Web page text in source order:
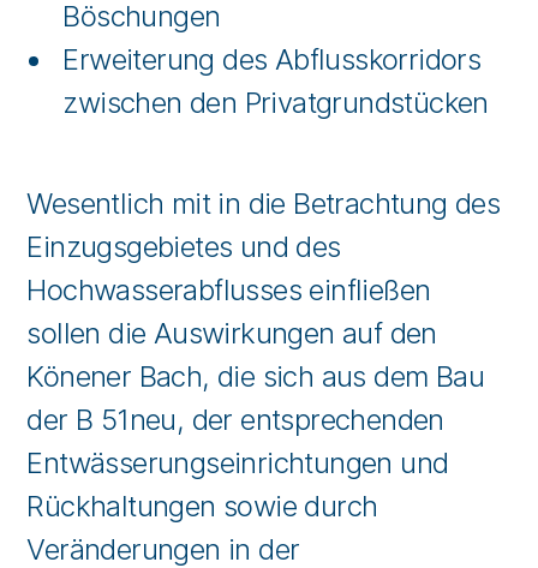
Böschungen
Erweiterung des Abflusskorridors
zwischen den Privatgrundstücken
Wesentlich mit in die Betrachtung des
Einzugsgebietes und des
Hochwasserabflusses einfließen
sollen die Auswirkungen auf den
Könener Bach, die sich aus dem Bau
der B 51neu, der entsprechenden
Entwässerungseinrichtungen und
Rückhaltungen sowie durch
Veränderungen in der